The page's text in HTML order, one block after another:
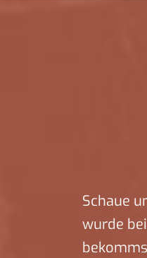
Schaue
wurde